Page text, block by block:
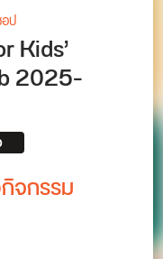
ป
Kids’
2025-
จกรรม